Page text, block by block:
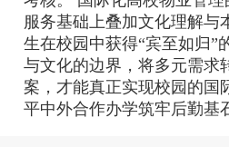
服务基础上叠加文化理解与
生在校园中获得“宾至如归”
与文化的边界，将多元需求
案，才能真正实现校园的国
平中外合作办学筑牢后勤基